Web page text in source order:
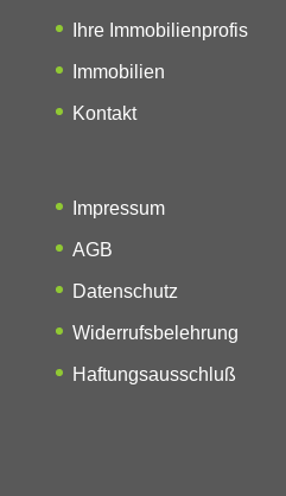
Ihre Immobilienprofis
Immobilien
Kontakt
Impressum
AGB
Datenschutz
Widerrufsbelehrung
Haftungsausschluß